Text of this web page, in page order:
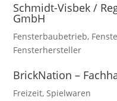
Schmidt-Visbek /
GmbH
Fensterbaubetrieb,
Fensterhersteller
BrickNation –
Freizeit,Spielwaren